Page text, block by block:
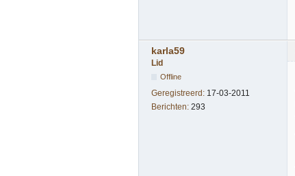
karla59
Lid
Offline
Geregistreerd: 17-03-2011
Berichten: 293